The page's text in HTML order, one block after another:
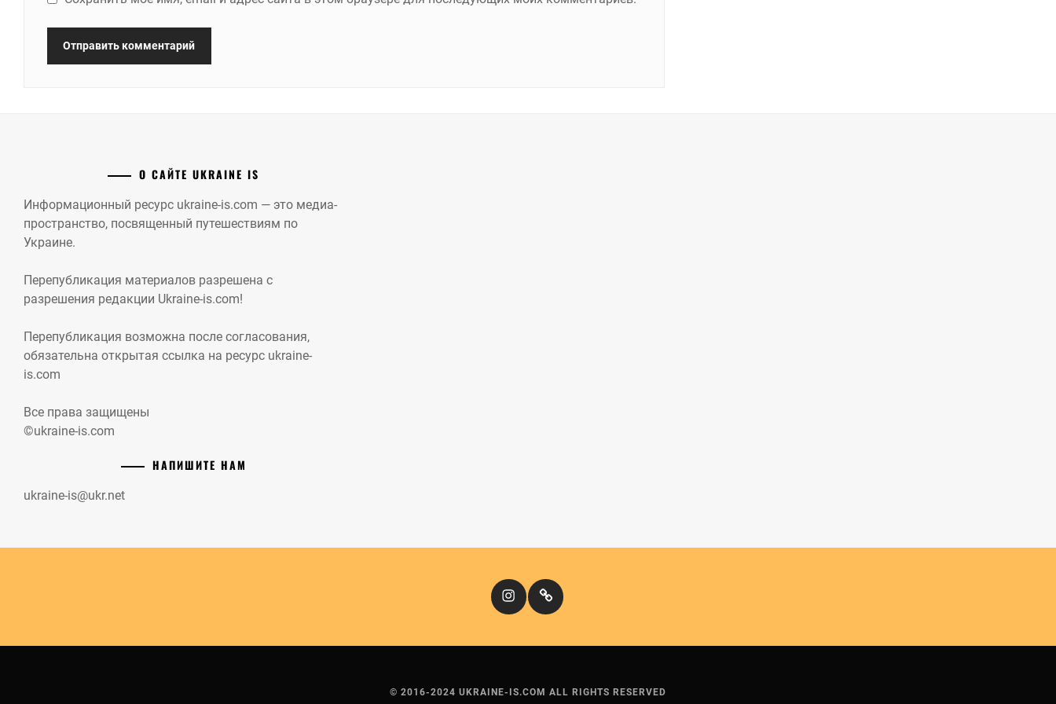
О САЙТЕ UKRAINE IS
Информационный ресурс ukraine-is.com — это медиа-
пространство, посвященный путешествиям по
Украине.
Перепубликация материалов разрешена с
разрешения редакции Ukraine-is.com!
Перепубликация возможна после согласования,
обязательна открытая ссылка на ресурс ukraine-
is.com
Все права защищены
©ukraine-is.com
НАПИШИТЕ НАМ
ukraine-is@ukr.net
InstagramКіномандри
© 2016-2024 UKRAINE-IS.COM ALL RIGHTS RESERVED